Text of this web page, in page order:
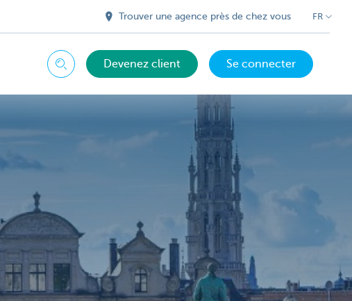
Trouver une agence près de chez vous FR
ChercherDevenez client Se connecter